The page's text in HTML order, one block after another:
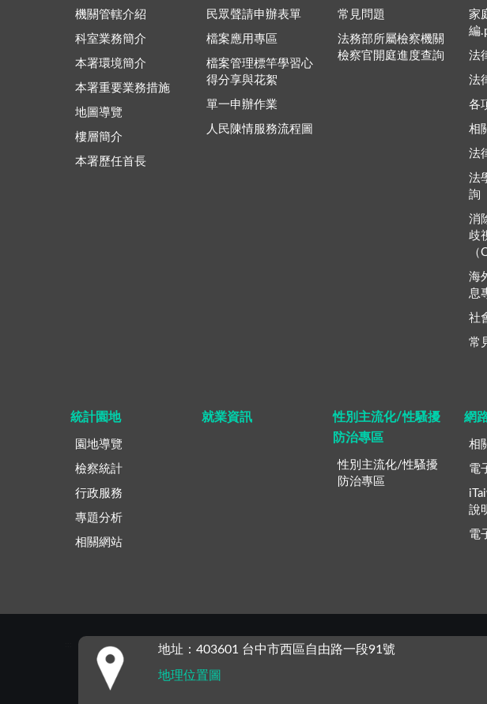
機關管轄介紹
科室業務簡介
本署環境簡介
本署重要業務措施
地圖導覽
樓層簡介
本署歷任首長
民眾聲請申辦表單
檔案應用專區
檔案管理標竿學習心
得分享與花絮
單一申辦作業
人民陳情服務流程圖
常見問題
法務部所屬檢察機關
檢察官開庭進度查詢
家
編
法
法
各
相
法
法
詢
消
歧
（
海
息
社
常
統計園地
園地導覽
檢察統計
行政服務
專題分析
相關網站
就業資訊
性別主流化/性騷擾
防治專區
性別主流化/性騷擾
防治專區
網
相
電
說
電
地址：403601 台中市西區自由路一段91號
地理位置圖